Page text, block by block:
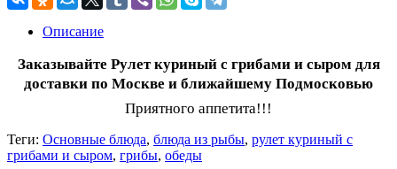
Описание
Заказывайте Рулеткуриный с грибами и сыром для
доставки по Москве и ближайшему Подмосковью
Приятного аппетита!!!
Теги: Основные блюда, блюда из рыбы, рулет куриный с
грибами и сыром, грибы, обеды